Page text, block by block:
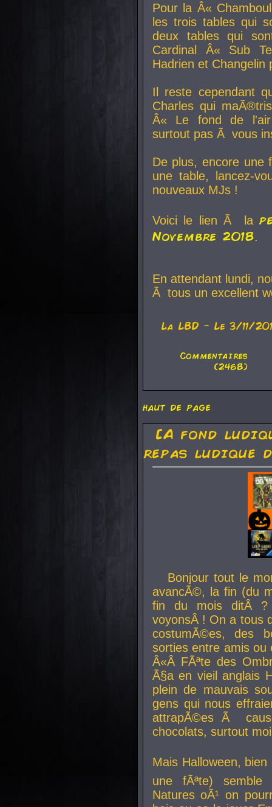
Pour la Â«
les trois tables qui
deux tables qui
Cardinal
Â« Sub
Hadrien et Changelin
Il reste cependant
Charles qui
Â« Le fond de
surtout pas Ã vous
De plus, encore une
une table, lancez-
nouveaux MJs !
Voici le lien Ã la
Novembre 2018.
En attendant lundi,
Ã tous un excellent
La LBD - Le 3/11/
Commentaires
(2468)
haut de page
[A fond
repas ludique
Bonjour tout le
avancÃ©, la fin (du
fin du mois ditÂ ?
voyonsÂ ! On a tous
costumÃ©es, des
sorties entre amis
Â«Â FÃªte des
Ã§a en vieil anglais
plein de mauvais
gens qui nous
attrapÃ©es Ã
chocolats, surtout
Mais Halloween, bien
une fÃªte) semble
Natures oÃ¹ on